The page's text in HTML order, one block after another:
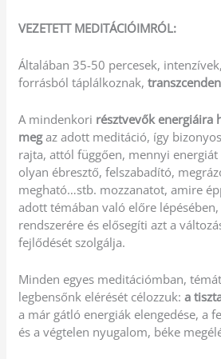
VEZETETT MEDITÁCIÓIMRÓL:
Általában 35-50 percesek,
forrásból táplálkoznak,
A mindenkori résztvevők energiáira
megaz adott meditáció, így
rajta, attól függően, mennyi
olyan ébresztő, felszabadító,
megható…stb. mozzanatot, amire
adott témában való előre
rendszerére és elősegíti azt a
fejlődését szolgálja.
Minden egyes meditációmban,
legbensőnk elérését célozzuk:a
a már gátló energiák elengedése, a
és a végtelen nyugalom, béke